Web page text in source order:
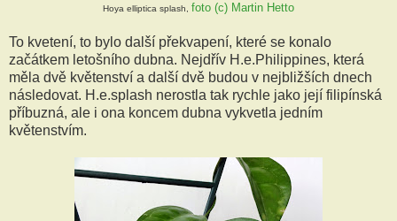
Hoya elliptica splash, foto (c) Martin Hetto
To kvetení, to bylo další překvapení, které se konalo
začátkem letošního dubna. Nejdřív H.e.Philippines, která
měla dvě květenství a další dvě budou v nejbližších dnech
následovat. H.e.splash nerostla tak rychle jako její filipínská
příbuzná, ale i ona koncem dubna vykvetla jedním
květenstvím.